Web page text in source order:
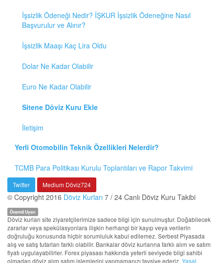
İşsizlik Ödeneği Nedir? İŞKUR İşsizlik Ödeneğine Nasıl
Başvurulur ve Alınır?
İşsizlik Maaşı Kaç Lira Oldu
Dolar Ne Kadar Olabilir
Euro Ne Kadar Olabilir
Sitene Döviz Kuru Ekle
İletişim
Yerli Otomobilin Teknik Özellikleri Nelerdir?
TCMB Para Politikası Kurulu Toplantıları ve Rapor Takvimi
Twitter Medium Döviz724
© Copyright 2016 Döviz Kurları 7 / 24 Canlı Döviz Kuru Takibi
Önemli Uyarı
Döviz kurları site ziyaretçilerimize sadece bilgi için sunulmuştur. Doğabilecek
zararlar veya spekülasyonlara ilişkin herhangi bir kayıp veya verilerin
doğruluğu konusunda hiçbir sorumluluk kabul edilemez. Serbest Piyasada
alış ve satış tutarları farklı olabilir. Bankalar döviz kurlarına farklı alım ve satım
fiyatı uygulayabilirler. Forex piyasası hakkında yeterli seviyede bilgi sahibi
olmadan döviz alım satım işlemlerini yapmamanızı tavsiye ederiz. Yasal